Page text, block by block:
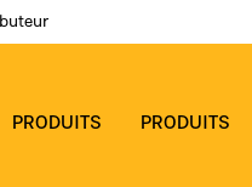
PRODUITS
PRODUITS